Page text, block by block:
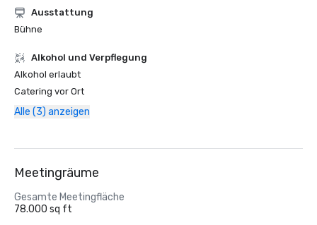
Ausstattung
Bühne
‪Alkohol‬ und Verpflegung
‪Alkohol‬ erlaubt
Catering vor Ort
Alle (3) anzeigen
Meetingräume
Gesamte Meetingfläche
78.000 sq ft